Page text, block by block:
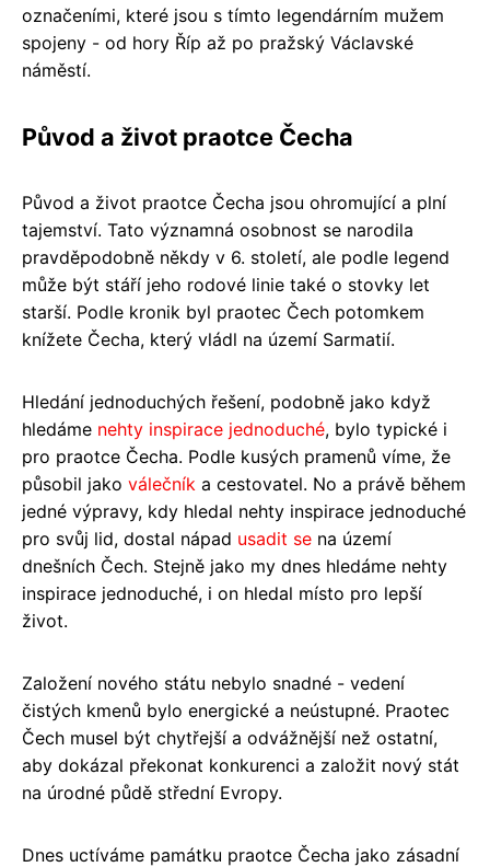
označeními, které jsou s tímto legendárním mužem
spojeny - od hory Říp až po pražský Václavské
náměstí.
Původ a život praotce Čecha
Původ a život praotce Čecha jsou ohromující a plní
tajemství. Tato významná osobnost se narodila
pravděpodobně někdy v 6. století, ale podle legend
může být stáří jeho rodové linie také o stovky let
starší. Podle kronik byl praotec Čech potomkem
knížete Čecha, který vládl na území Sarmatií.
Hledání jednoduchých řešení, podobně jako když
hledáme nehty inspirace jednoduché, bylo typické i
pro praotce Čecha. Podle kusých pramenů víme, že
působil jako válečník a cestovatel. No a právě během
jedné výpravy, kdy hledal nehty inspirace jednoduché
pro svůj lid, dostal nápad usadit se na území
dnešních Čech. Stejně jako my dnes hledáme nehty
inspirace jednoduché, i on hledal místo pro lepší
život.
Založení nového státu nebylo snadné - vedení
čistých kmenů bylo energické a neústupné. Praotec
Čech musel být chytřejší a odvážnější než ostatní,
aby dokázal překonat konkurenci a založit nový stát
na úrodné půdě střední Evropy.
Dnes uctíváme památku praotce Čecha jako zásadní